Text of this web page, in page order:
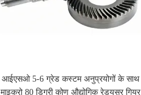
आईएसओ 5-6 ग्रेड कस्टम अनुप्रयोगों के साथ
माइक्रो 80 डिग्री कोण औद्योगिक रेड्यूसर गियर